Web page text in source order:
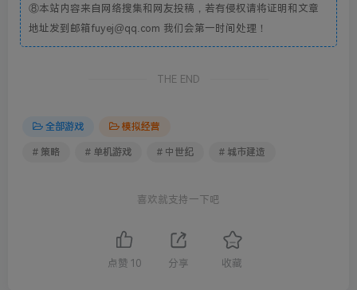
⑧本站内容来自网络搜集和网友投稿，若有侵权请将证明和文章
地址发到邮箱fuyej@qq.com 我们会第一时间处理！
THE END
全部游戏 模拟经营
# 策略 # 单机游戏 # 中世纪 # 城市建造
喜欢就支持一下吧
点赞 10 分享 收藏